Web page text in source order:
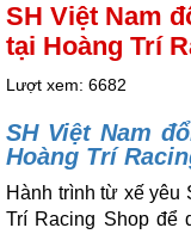
SH Việt Nam
tại Hoàng Trí
Lượt xem: 6682
SH Việt Nam
Hoàng Trí
Hành trình từ xế yêu
Trí Racing Shop để